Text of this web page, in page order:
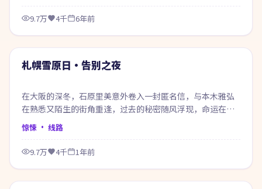
9.7万 4千 6年前
热门
札幌雪原日·告别之夜
在大阪的深冬，石原里美意外卷入一封匿名信，与本木雅弘
在熟悉又陌生的街角重逢，过去的秘密随风浮现，命运在风
雨之间悄然改写。
惊悚 · 线路
9.7万 4千 1年前